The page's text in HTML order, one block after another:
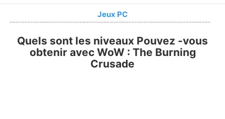
Jeux PC
Quels sont les niveaux Pouvez -vous
obtenir avec WoW : The Burning
Crusade